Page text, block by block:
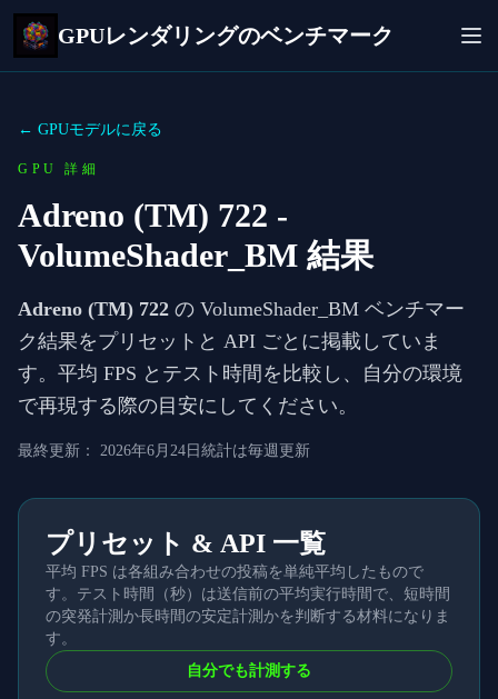
GPUレンダリングのベンチマーク
← GPUモデルに戻る
GPU 詳細
Adreno (TM) 722 -
VolumeShader_BM 結果
Adreno (TM) 722 の VolumeShader_BM ベンチマー
ク結果をプリセットと API ごとに掲載していま
す。平均 FPS とテスト時間を比較し、自分の環境
で再現する際の目安にしてください。
最終更新： 2026年6月24日 統計は毎週更新
プリセット & API 一覧
平均 FPS は各組み合わせの投稿を単純平均したもので
す。テスト時間（秒）は送信前の平均実行時間で、短時間
の突発計測か長時間の安定計測かを判断する材料になりま
す。
自分でも計測する